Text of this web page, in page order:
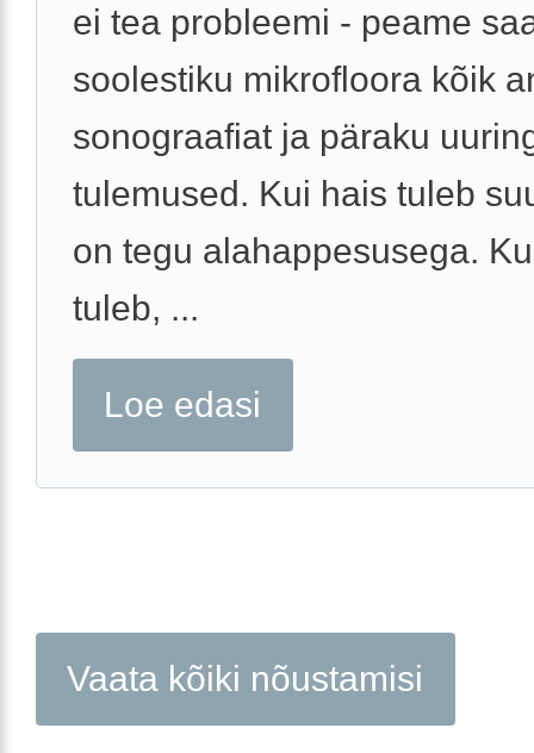
ei tea probleemi - peame
soolestiku mikrofloora kõik
sonograafiat ja päraku
tulemused. Kui hais tuleb
on tegu alahappesusega.
tuleb, ...
Loe edasi
Vaata kõiki nõustamisi